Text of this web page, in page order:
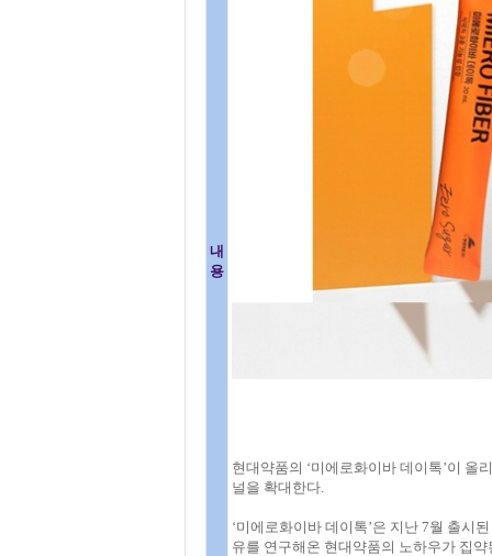
내
용
현대약품의 ‘미에로화이바 데이톡’이 올
널을 확대한다.
‘미에로화이바 데이톡’은 지난 7월 출시
유를 연구해온 현대약품의 노하우가 집약